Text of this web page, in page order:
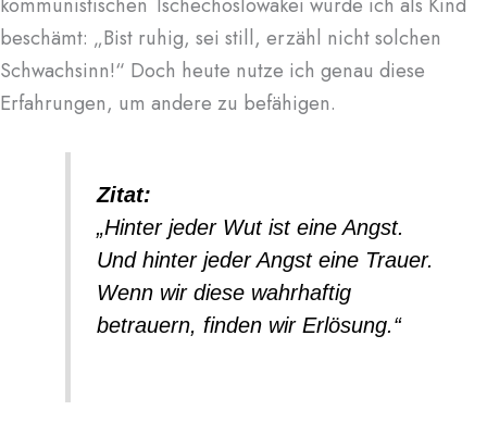
beschämt: „Bist ruhig, sei still, erzähl nicht solchen
Schwachsinn!“ Doch heute nutze ich genau diese
Erfahrungen, um andere zu befähigen.
Zitat:
„Hinter jeder Wut ist eine Angst.
Und hinter jeder Angst eine Trauer.
Wenn wir diese wahrhaftig
betrauern, finden wir Erlösung.“